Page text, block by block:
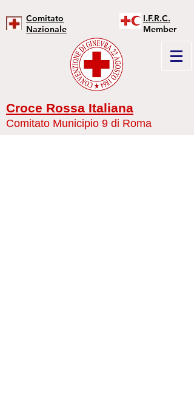
Comitato
Nazionale
I.F.R.C.
Member
Croce Rossa Italiana
Comitato Municipio 9 di Roma